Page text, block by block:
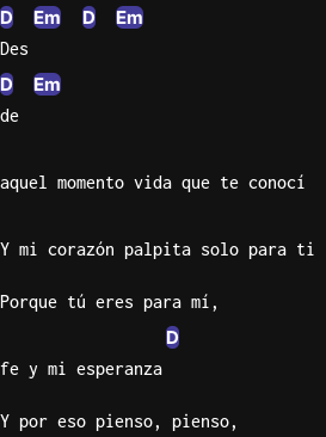
D Em D Em
Des
D Em
de
aquel momento vida que te conocí
Y mi corazón palpita solo para ti
Porque tú eres para mí,
D
fe y mi esperanza
Y por eso pienso, pienso,